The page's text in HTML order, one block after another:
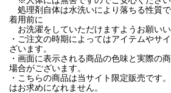
処理剤自体は水洗いにより落ちる性質で
着用前に
お洗濯をしていただけますようお願いい
・ご注文の時期によってはアイテムやサ
ざいます。
・画面に表示される商品の色味と実際の
場合がございます。
・こちらの商品は当サイト限定販売です
はお求めになれません。